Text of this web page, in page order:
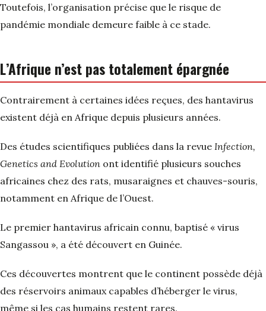
Toutefois, l’organisation précise que le risque de
pandémie mondiale demeure faible à ce stade.
L’Afrique n’est pas totalement épargnée
Contrairement à certaines idées reçues, des hantavirus
existent déjà en Afrique depuis plusieurs années.
Des études scientifiques publiées dans la revue Infection,
Genetics and Evolution ont identifié plusieurs souches
africaines chez des rats, musaraignes et chauves-souris,
notamment en Afrique de l’Ouest.
Le premier hantavirus africain connu, baptisé « virus
Sangassou », a été découvert en Guinée.
Ces découvertes montrent que le continent possède déjà
des réservoirs animaux capables d’héberger le virus,
même si les cas humains restent rares.